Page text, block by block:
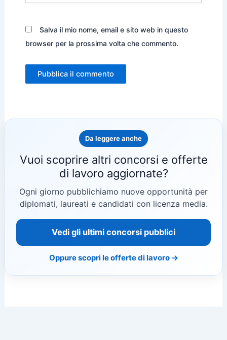
Salva il mio nome, email e sito web in questo
browser per la prossima volta che commento.
Da leggere anche
Vuoi scoprire altri concorsi e offerte
di lavoro aggiornate?
Ogni giorno pubblichiamo nuove opportunità per
diplomati, laureati e candidati con licenza media.
Vedi gli ultimi concorsi pubblici
Oppure scopri le offerte di lavoro →